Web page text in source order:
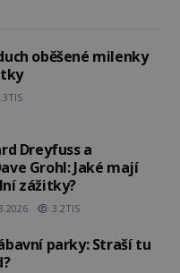
oběšené milenky
Dreyfuss a
Grohl: Jaké mají
zážitky?
3.2TIS
parky: Straší tu